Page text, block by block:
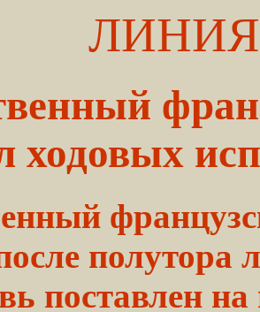
ходовых
полутора
поставлен